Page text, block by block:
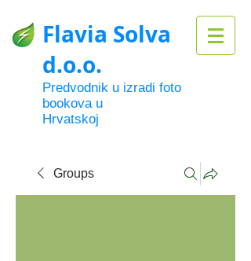
Flavia Solva
d.o.o.
Predvodnik u izradi foto
bookova u
Hrvatskoj
Groups